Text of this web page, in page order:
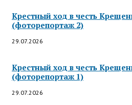
Крестный ход в честь
(фоторепортаж 2)
29.07.2026
Крестный ход в честь
(фоторепортаж 1)
29.07.2026